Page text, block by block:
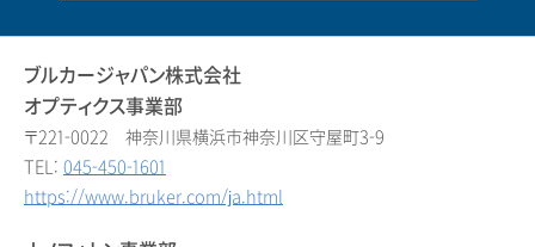
ブルカージャパン株式会社
オプティクス事業部
〒221-0022 神奈川県横浜市神奈川区守屋町3-9
TEL: 045-450-1601
https://www.bruker.com/ja.html